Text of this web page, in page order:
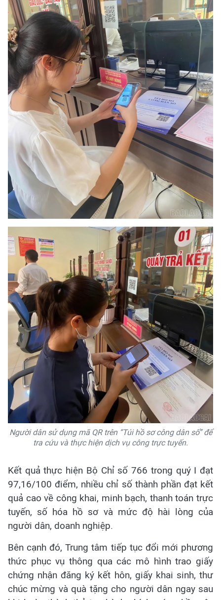
Người dân sử dụng mã QR trên “Túi hồ sơ công dân số” để
tra cứu và thực hiện dịch vụ công trực tuyến.
Kết quả thực hiện Bộ Chỉ số 766 trong quý I đạt
97,16/100 điểm, nhiều chỉ số thành phần đạt kết
quả cao về công khai, minh bạch, thanh toán trực
tuyến, số hóa hồ sơ và mức độ hài lòng của
người dân, doanh nghiệp.
Bên cạnh đó, Trung tâm tiếp tục đổi mới phương
thức phục vụ thông qua các mô hình trao giấy
chứng nhận đăng ký kết hôn, giấy khai sinh, thư
chúc mừng và quà tặng cho người dân ngay sau